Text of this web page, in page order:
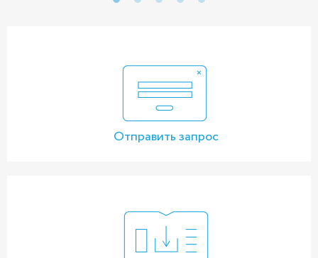
Отправить запрос